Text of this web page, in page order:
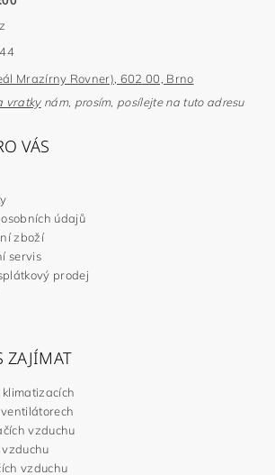
Mrazírny Rovner), 602 00, Brno
vratkynám, prosím, posílejte na tuto adresu
VÁS
údajů
zboží
servis
prodej
ZAJÍMAT
vzduchu
vzduchu